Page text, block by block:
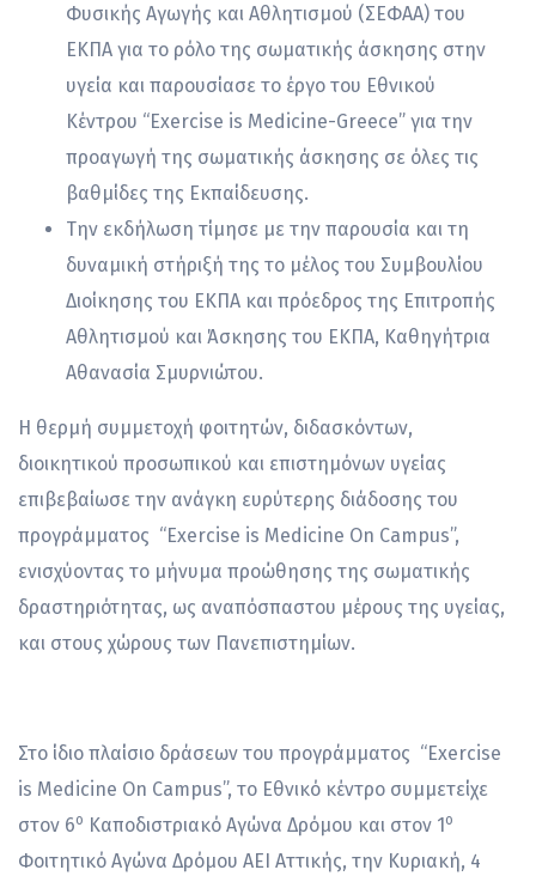
Φυσικής Αγωγής και Αθλητισμού (ΣΕΦΑΑ) του
ΕΚΠΑ για το ρόλο της σωματικής άσκησης στην
υγεία και παρουσίασε το έργο του Εθνικού
Κέντρου “Exercise is Medicine-Greece” για την
προαγωγή της σωματικής άσκησης σε όλες τις
βαθμίδες της Εκπαίδευσης.
Την εκδήλωση τίμησε με την παρουσία και τη
δυναμική στήριξή της το μέλος του Συμβουλίου
Διοίκησης του ΕΚΠΑ και πρόεδρος της Επιτροπής
Αθλητισμού και Άσκησης του ΕΚΠΑ, Καθηγήτρια
Αθανασία Σμυρνιώτου.
Η θερμή συμμετοχή φοιτητών, διδασκόντων,
διοικητικού προσωπικού και επιστημόνων υγείας
επιβεβαίωσε την ανάγκη ευρύτερης διάδοσης του
προγράμματος “Exercise is Medicine On Campus”,
ενισχύοντας το μήνυμα προώθησης της σωματικής
δραστηριότητας, ως αναπόσπαστου μέρους της υγείας,
και στους χώρους των Πανεπιστημίων.
Στο ίδιο πλαίσιο δράσεων του προγράμματος “Exercise
is Medicine On Campus”, το Εθνικό κέντρο συμμετείχε
στον 6ο Καποδιστριακό Αγώνα Δρόμου και στον 1ο
Φοιτητικό Αγώνα Δρόμου ΑΕΙ Αττικής, την Κυριακή, 4